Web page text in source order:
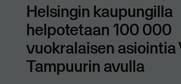
Helsingin kaupungilla
helpotetaan 100 000
vuokralaisen asiointia
Tampuurin avulla